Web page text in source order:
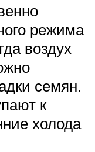
режима
воздух
семян.
к
холода